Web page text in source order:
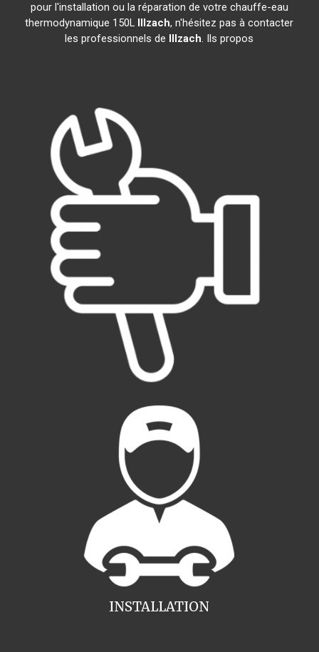
pour l'installation ou la réparation de votre chauffe-eau
thermodynamique 150L Illzach, n'hésitez pas à contacter
les professionnels de Illzach. Ils propos
INSTALLATION